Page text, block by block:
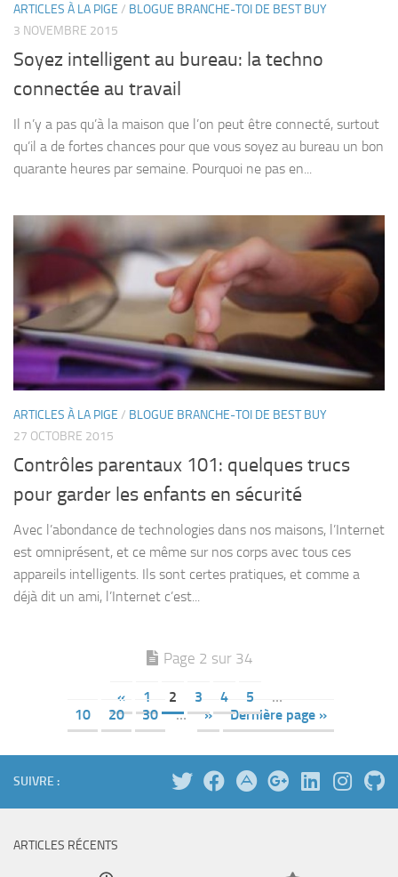
ARTICLES À LA PIGE / BLOGUE BRANCHE-TOI DE BEST BUY
3 NOVEMBRE 2015
Soyez intelligent au bureau: la techno
connectée au travail
Il n’y a pas qu’à la maison que l’on peut être connecté, surtout
qu’il a de fortes chances pour que vous soyez au bureau un bon
quarante heures par semaine. Pourquoi ne pas en...
ARTICLES À LA PIGE / BLOGUE BRANCHE-TOI DE BEST BUY
27 OCTOBRE 2015
Contrôles parentaux 101: quelques trucs
pour garder les enfants en sécurité
Avec l’abondance de technologies dans nos maisons, l’Internet
est omniprésent, et ce même sur nos corps avec tous ces
appareils intelligents. Ils sont certes pratiques, et comme a
déjà dit un ami, l’Internet c’est...
Page 2 sur 34
« 1 2 3 4 5
…
10
20 30 … » Dernière page »
SUIVRE :
ARTICLES RÉCENTS